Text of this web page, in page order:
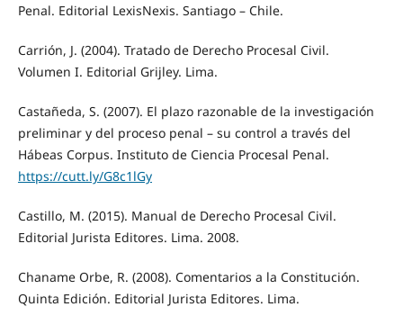
Penal. Editorial LexisNexis. Santiago – Chile.
Carrión, J. (2004). Tratado de Derecho Procesal Civil.
Volumen I. Editorial Grijley. Lima.
Castañeda, S. (2007). El plazo razonable de la investigación
preliminar y del proceso penal – su control a través del
Hábeas Corpus. Instituto de Ciencia Procesal Penal.
https://cutt.ly/G8c1lGy
Castillo, M. (2015). Manual de Derecho Procesal Civil.
Editorial Jurista Editores. Lima. 2008.
Chaname Orbe, R. (2008). Comentarios a la Constitución.
Quinta Edición. Editorial Jurista Editores. Lima.